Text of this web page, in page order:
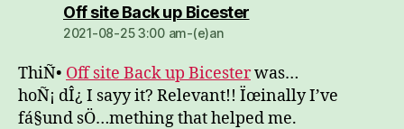
Off site Back up Bicesterdio:
2021-08-25 3:00 am-(e)an
ThiÑ• Off site Back up Bicesterwas…
hoÑ¡ dÎ¿ I sayy it? Relevant!! Ïœinally I’ve
fá§und sÖ…mething that helped me.